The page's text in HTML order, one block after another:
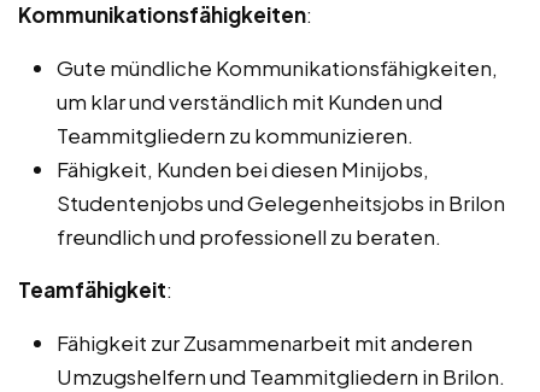
Kommunikationsfähigkeiten:
Gute mündliche Kommunikationsfähigkeiten,
um klar und verständlich mit Kunden und
Teammitgliedern zu kommunizieren.
Fähigkeit, Kunden bei diesen Minijobs,
Studentenjobs und Gelegenheitsjobs in Brilon
freundlich und professionell zu beraten.
Teamfähigkeit:
Fähigkeit zur Zusammenarbeit mit anderen
Umzugshelfern und Teammitgliedern in Brilon.